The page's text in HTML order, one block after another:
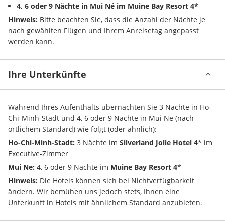
4, 6 oder 9 Nächte in Mui Né im Muine Bay Resort 4*
Hinweis: Bitte beachten Sie, dass die Anzahl der Nächte je
nach gewählten Flügen und Ihrem Anreisetag angepasst
werden kann.
Ihre Unterkünfte
Während Ihres Aufenthalts übernachten Sie 3 Nächte in Ho-
Chi-Minh-Stadt und 4, 6 oder 9 Nächte in Mui Ne (nach
örtlichem Standard) wie folgt (oder ähnlich):
Ho-Chi-Minh-Stadt: 3 Nächte im Silverland Jolie Hotel 4* im
Executive-Zimmer
Mui Ne: 4, 6 oder 9 Nächte im Muine Bay Resort 4*
Hinweis: Die Hotels können sich bei Nichtverfügbarkeit
ändern. Wir bemühen uns jedoch stets, Ihnen eine
Unterkunft in Hotels mit ähnlichem Standard anzubieten.